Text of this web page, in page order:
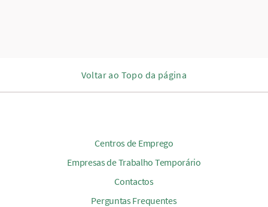
Voltar ao Topo da página
Centros de Emprego
Empresas de Trabalho Temporário
Contactos
Perguntas Frequentes